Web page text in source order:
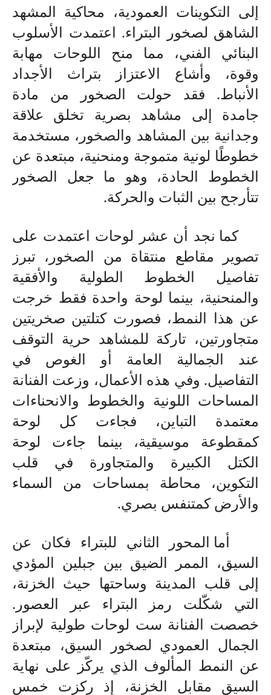
إلى التكوينات العمودية، محاكية المشهد
الشاهق لصخور البتراء. اعتمدت الأسلوب
البنائي الفني، مما منح اللوحات مهابة
وقوة، وأشاع الاعتزاز بتراث الأجداد
الأنباط. فقد حولت الصخور من مادة
جامدة إلى مشاهد بصرية تخلق علاقة
وجدانية بين المشاهد والصخور، مستخدمة
خطوطًا لونية متموجة ومنحنية، مبتعدة عن
الخطوط الحادة، وهو ما جعل الصخور
تتأرجح بين الثبات والحركة.
كما نجد أن عشر لوحات اعتمدت على
تصوير مقاطع منتقاة من الصخور، تبرز
تفاصيل الخطوط الطولية والأفقية
والمنحنية، بينما لوحة واحدة فقط خرجت
عن هذا النمط، فصورت كتلتين صخريتين
متجاورتين، تاركة للمشاهد حرية التوقف
عند الجمالية العامة أو الغوص في
التفاصيل. وفي هذه الأعمال، وزعت الفنانة
المساحات اللونية والخطوط والانحناءات
معتمدة التباين، فجاءت كل لوحة
كمقطوعة موسيقية، بينما جاءت لوحة
الكتل الكبيرة والمتجاورة في قلب
التكوين، محاطة بمساحات من السماء
والأرض كمتنفس بصري.
أما المحور الثاني للبتراء فكان عن
السيق، الممر الضيق بين جبلين المؤدي
إلى قلب المدينة وساحتها حيث الخزنة،
التي شكّلت رمز البتراء عبر العصور.
خصصت الفنانة ست لوحات طولية لإبراز
الجمال العمودي لصخور السيق، مبتعدة
عن النمط المألوف الذي يركّز على نهاية
السيق مقابل الخزنة، إذ ركزت خمس